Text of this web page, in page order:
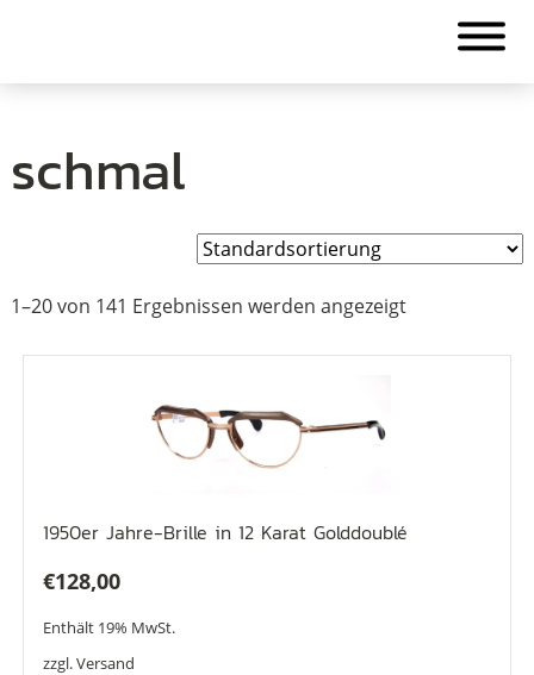
schmal
1–20 von 141 Ergebnissen werden angezeigt
1950er Jahre-Brille in 12 Karat Golddoublé
€128,00
Enthält 19% MwSt.
zzgl.Versand